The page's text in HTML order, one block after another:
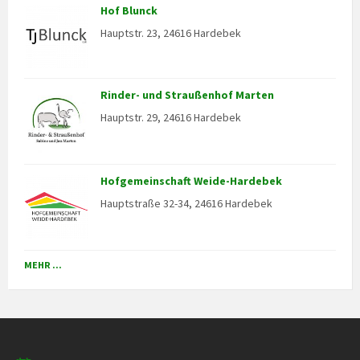
Hof Blunck
Hauptstr. 23, 24616 Hardebek
Rinder- und Straußenhof Marten
Hauptstr. 29, 24616 Hardebek
Hofgemeinschaft Weide-Hardebek
Hauptstraße 32-34, 24616 Hardebek
MEHR ...